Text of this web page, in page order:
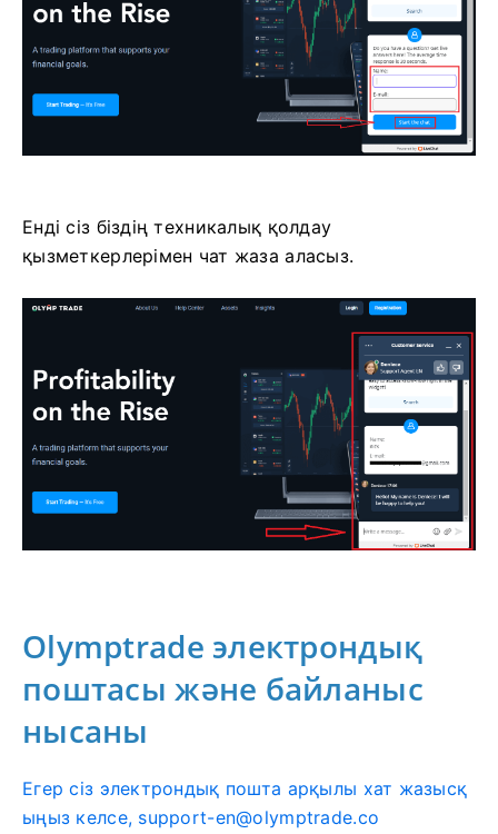
Енді сіз біздің техникалық қолдау
қызметкерлерімен чат жаза аласыз.
Olymptrade электрондық
поштасы және байланыс
нысаны
Егер сіз электрондық пошта арқылы хат жазысқ
ыңыз келсе, support-en@olymptrade.co